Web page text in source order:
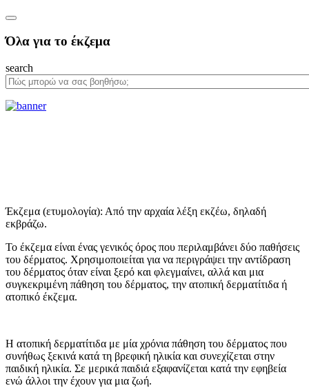
Όλα για το έκζεμα
search
Έκζεμα (ετυμολογία): Από την αρχαία λέξη εκζέω, δηλαδή
εκβράζω.
Το έκζεμα είναι ένας γενικός όρος που περιλαμβάνει δύο παθήσεις
του δέρματος. Χρησιμοποιείται για να περιγράψει την αντίδραση
του δέρματος όταν είναι ξερό και φλεγμαίνει, αλλά και μια
συγκεκριμένη πάθηση του δέρματος, την ατοπική δερματίτιδα ή
ατοπικό έκζεμα.
Η ατοπική δερματίτιδα με μία χρόνια πάθηση του δέρματος που
συνήθως ξεκινά κατά τη βρεφική ηλικία και συνεχίζεται στην
παιδική ηλικία. Σε μερικά παιδιά εξαφανίζεται κατά την εφηβεία
ενώ άλλοι την έχουν για μια ζωή.